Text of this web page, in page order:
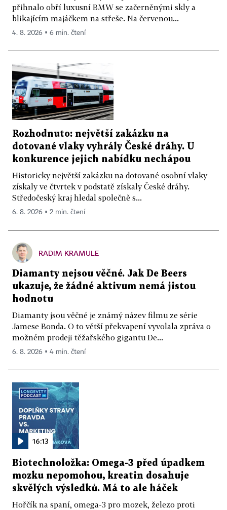
přihnalo obří luxusní BMW se začerněnými skly a
blikajícím majáčkem na střeše. Na červenou...
4. 8. 2026 ▪ 6 min. čtení
Rozhodnuto: největší zakázku na
dotované vlaky vyhrály České dráhy. U
konkurence jejich nabídku nechápou
Historicky největší zakázku na dotované osobní vlaky
získaly ve čtvrtek v podstatě získaly České dráhy.
Středočeský kraj hledal společně s...
6. 8. 2026 ▪ 2 min. čtení
RADIM KRAMULE
Diamanty nejsou věčné. Jak De Beers
ukazuje, že žádné aktivum nemá jistou
hodnotu
Diamanty jsou věčné je známý název filmu ze série
Jamese Bonda. O to větší překvapení vyvolala zpráva o
možném prodeji těžařského gigantu De...
6. 8. 2026 ▪ 4 min. čtení
16:13
Biotechnoložka: Omega-3 před úpadkem
mozku nepomohou, kreatin dosahuje
skvělých výsledků. Má to ale háček
Hořčík na spaní, omega-3 pro mozek, železo proti